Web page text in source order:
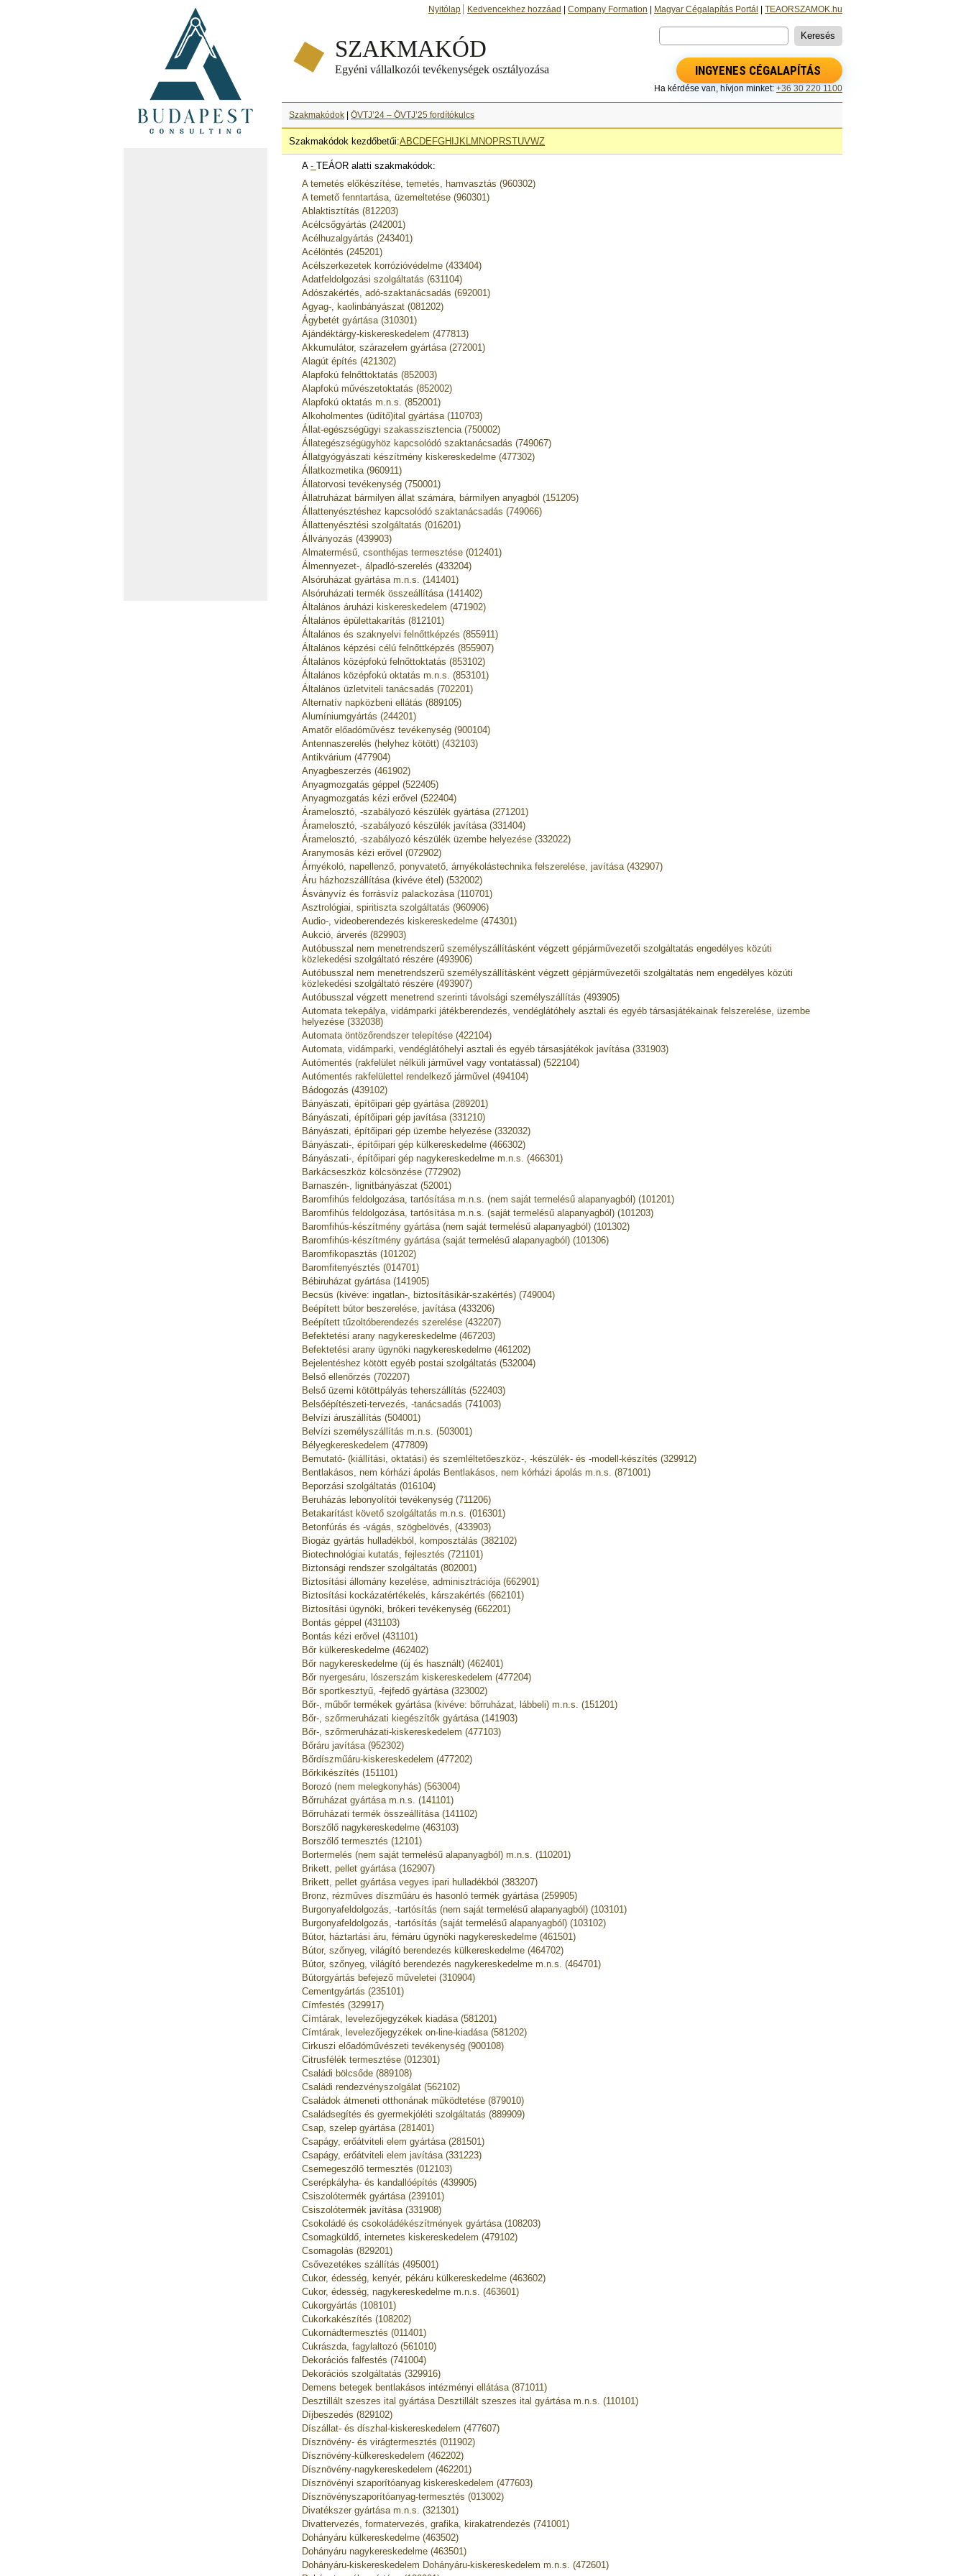
Nyitólap Kedvencekhez hozzáad Company Formation Magyar Cégalapítás Portál TEAORSZAMOK.hu
INGYENES CÉGALAPÍTÁS
Ha kérdése van, hívjon minket: +36 30 220 1100
Szakmakódok ÖVTJ’24 – ÖVTJ’25 fordítókulcs
Szakmakódok kezdőbetűi:ABCDE FGH J KLM NOP RSTUVWZ
A - TEÁOR alatti szakmakódok:
A temetés előkészítése, temetés, hamvasztás (960302)
A temető fenntartása, üzemeltetése (960301)
Ablaktisztítás (812203)
Acélcsőgyártás (242001)
Acélhuzalgyártás (243401)
Acélöntés (245201)
Acélszerkezetek korrózióvédelme (433404)
Adatfeldolgozási szolgáltatás (631104)
Adószakértés, adó-szaktanácsadás (692001)
Agyag-, kaolinbányászat (081202)
Ágybetét gyártása (310301)
Ajándéktárgy-kiskereskedelem (477813)
Akkumulátor, szárazelem gyártása (272001)
Alagút építés (421302)
Alapfokú felnőttoktatás (852003)
Alapfokú művészetoktatás (852002)
Alapfokú oktatás m.n.s. (852001)
Alkoholmentes (üdítő)ital gyártása (110703)
Állat-egészségügyi szakasszisztencia (750002)
Állategészségügyhöz kapcsolódó szaktanácsadás (749067)
Állatgyógyászati készítmény kiskereskedelme (477302)
Állatkozmetika (960911)
Állatorvosi tevékenység (750001)
Állatruházat bármilyen állat számára, bármilyen anyagból (151205)
Állattenyésztéshez kapcsolódó szaktanácsadás (749066)
Állattenyésztési szolgáltatás (016201)
Állványozás (439903)
Almatermésű, csonthéjas termesztése (012401)
Álmennyezet-, álpadló-szerelés (433204)
Alsóruházat gyártása m.n.s. (141401)
Alsóruházati termék összeállítása (141402)
Általános áruházi kiskereskedelem (471902)
Általános épülettakarítás (812101)
Általános és szaknyelvi felnőttképzés (855911)
Általános képzési célú felnőttképzés (855907)
Általános középfokú felnőttoktatás (853102)
Általános középfokú oktatás m.n.s. (853101)
Általános üzletviteli tanácsadás (702201)
Alternatív napközbeni ellátás (889105)
Alumíniumgyártás (244201)
Amatőr előadóművész tevékenység (900104)
Antennaszerelés (helyhez kötött) (432103)
Antikvárium (477904)
Anyagbeszerzés (461902)
Anyagmozgatás géppel (522405)
Anyagmozgatás kézi erővel (522404)
Áramelosztó, -szabályozó készülék gyártása (271201)
Áramelosztó, -szabályozó készülék javítása (331404)
Áramelosztó, -szabályozó készülék üzembe helyezése (332022)
Aranymosás kézi erővel (072902)
Árnyékoló, napellenző, ponyvatető, árnyékolástechnika felszerelése, javítása (432907)
Áru házhozszállítása (kivéve étel) (532002)
Ásványvíz és forrásvíz palackozása (110701)
Asztrológiai, spiritiszta szolgáltatás (960906)
Audio-, videoberendezés kiskereskedelme (474301)
Aukció, árverés (829903)
Autóbusszal nem menetrendszerű személyszállításként végzett gépjárművezetői szolgáltatás engedélyes közúti
közlekedési szolgáltató részére (493906)
Autóbusszal nem menetrendszerű személyszállításként végzett gépjárművezetői szolgáltatás nem engedélyes közúti
közlekedési szolgáltató részére (493907)
Autóbusszal végzett menetrend szerinti távolsági személyszállítás (493905)
Automata tekepálya, vidámparki játékberendezés, vendéglátóhely asztali és egyéb társasjátékainak felszerelése, üzembe
helyezése (332038)
Automata öntözőrendszer telepítése (422104)
Automata, vidámparki, vendéglátóhelyi asztali és egyéb társasjátékok javítása (331903)
Autómentés (rakfelület nélküli járművel vagy vontatással) (522104)
Autómentés rakfelülettel rendelkező járművel (494104)
Bádogozás (439102)
Bányászati, építőipari gép gyártása (289201)
Bányászati, építőipari gép javítása (331210)
Bányászati, építőipari gép üzembe helyezése (332032)
Bányászati-, építőipari gép külkereskedelme (466302)
Bányászati-, építőipari gép nagykereskedelme m.n.s. (466301)
Barkácseszköz kölcsönzése (772902)
Barnaszén-, lignitbányászat (52001)
Baromfihús feldolgozása, tartósítása m.n.s. (nem saját termelésű alapanyagból) (101201)
Baromfihús feldolgozása, tartósítása m.n.s. (saját termelésű alapanyagból) (101203)
Baromfihús-készítmény gyártása (nem saját termelésű alapanyagból) (101302)
Baromfihús-készítmény gyártása (saját termelésű alapanyagból) (101306)
Baromfikopasztás (101202)
Baromfitenyésztés (014701)
Bébiruházat gyártása (141905)
Becsüs (kivéve: ingatlan-, biztosításikár-szakértés) (749004)
Beépített bútor beszerelése, javítása (433206)
Beépített tűzoltóberendezés szerelése (432207)
Befektetési arany nagykereskedelme (467203)
Befektetési arany ügynöki nagykereskedelme (461202)
Bejelentéshez kötött egyéb postai szolgáltatás (532004)
Belső ellenőrzés (702207)
Belső üzemi kötöttpályás teherszállítás (522403)
Belsőépítészeti-tervezés, -tanácsadás (741003)
Belvízi áruszállítás (504001)
Belvízi személyszállítás m.n.s. (503001)
Bélyegkereskedelem (477809)
Bemutató- (kiállítási, oktatási) és szemléltetőeszköz-, -készülék- és -modell-készítés (329912)
Bentlakásos, nem kórházi ápolás Bentlakásos, nem kórházi ápolás m.n.s. (871001)
Beporzási szolgáltatás (016104)
Beruházás lebonyolítói tevékenység (711206)
Betakarítást követő szolgáltatás m.n.s. (016301)
Betonfúrás és -vágás, szögbelövés, (433903)
Biogáz gyártás hulladékból, komposztálás (382102)
Biotechnológiai kutatás, fejlesztés (721101)
Biztonsági rendszer szolgáltatás (802001)
Biztosítási állomány kezelése, adminisztrációja (662901)
Biztosítási kockázatértékelés, kárszakértés (662101)
Biztosítási ügynöki, brókeri tevékenység (662201)
Bontás géppel (431103)
Bontás kézi erővel (431101)
Bőr külkereskedelme (462402)
Bőr nagykereskedelme (új és használt) (462401)
Bőr nyergesáru, lószerszám kiskereskedelem (477204)
Bőr sportkesztyű, -fejfedő gyártása (323002)
Bőr-, műbőr termékek gyártása (kivéve: bőrruházat, lábbeli) m.n.s. (151201)
Bőr-, szőrmeruházati kiegészítők gyártása (141903)
Bőr-, szőrmeruházati-kiskereskedelem (477103)
Bőráru javítása (952302)
Bőrdíszműáru-kiskereskedelem (477202)
Bőrkikészítés (151101)
Borozó (nem melegkonyhás) (563004)
Bőrruházat gyártása m.n.s. (141101)
Bőrruházati termék összeállítása (141102)
Borszőlő nagykereskedelme (463103)
Borszőlő termesztés (12101)
Bortermelés (nem saját termelésű alapanyagból) m.n.s. (110201)
Brikett, pellet gyártása (162907)
Brikett, pellet gyártása vegyes ipari hulladékból (383207)
Bronz, rézműves díszműáru és hasonló termék gyártása (259905)
Burgonyafeldolgozás, -tartósítás (nem saját termelésű alapanyagból) (103101)
Burgonyafeldolgozás, -tartósítás (saját termelésű alapanyagból) (103102)
Bútor, háztartási áru, fémáru ügynöki nagykereskedelme (461501)
Bútor, szőnyeg, világító berendezés külkereskedelme (464702)
Bútor, szőnyeg, világító berendezés nagykereskedelme m.n.s. (464701)
Bútorgyártás befejező műveletei (310904)
Cementgyártás (235101)
Címfestés (329917)
Címtárak, levelezőjegyzékek kiadása (581201)
Címtárak, levelezőjegyzékek on-line-kiadása (581202)
Cirkuszi előadóművészeti tevékenység (900108)
Citrusfélék termesztése (012301)
Családi bölcsőde (889108)
Családi rendezvényszolgálat (562102)
Családok átmeneti otthonának működtetése (879010)
Családsegítés és gyermekjóléti szolgáltatás (889909)
Csap, szelep gyártása (281401)
Csapágy, erőátviteli elem gyártása (281501)
Csapágy, erőátviteli elem javítása (331223)
Csemegeszőlő termesztés (012103)
Cserépkályha- és kandallóépítés (439905)
Csiszolótermék gyártása (239101)
Csiszolótermék javítása (331908)
Csokoládé és csokoládékészítmények gyártása (108203)
Csomagküldő, internetes kiskereskedelem (479102)
Csomagolás (829201)
Csővezetékes szállítás (495001)
Cukor, édesség, kenyér, pékáru külkereskedelme (463602)
Cukor, édesség, nagykereskedelme m.n.s. (463601)
Cukorgyártás (108101)
Cukorkakészítés (108202)
Cukornádtermesztés (011401)
Cukrászda, fagylaltozó (561010)
Dekorációs falfestés (741004)
Dekorációs szolgáltatás (329916)
Demens betegek bentlakásos intézményi ellátása (871011)
Desztillált szeszes ital gyártása Desztillált szeszes ital gyártása m.n.s. (110101)
Díjbeszedés (829102)
Díszállat- és díszhal-kiskereskedelem (477607)
Dísznövény- és virágtermesztés (011902)
Dísznövény-külkereskedelem (462202)
Dísznövény-nagykereskedelem (462201)
Dísznövényi szaporítóanyag kiskereskedelem (477603)
Dísznövényszaporítóanyag-termesztés (013002)
Divatékszer gyártása m.n.s. (321301)
Divattervezés, formatervezés, grafika, kirakatrendezés (741001)
Dohányáru külkereskedelme (463502)
Dohányáru nagykereskedelme (463501)
Dohányáru-kiskereskedelem Dohányáru-kiskereskedelem m.n.s. (472601)